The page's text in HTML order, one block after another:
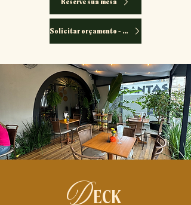
Solicitar orçamento - Eventos
ECK